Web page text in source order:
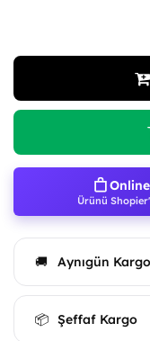
Ürünü
🚚 Aynıgün Kargo
📦 Şeffaf Kargo